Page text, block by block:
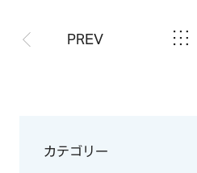
PREV
カテゴリー